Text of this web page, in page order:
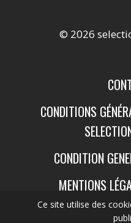
Ce site utilise des
© 2026
CONDITIONS
CONDITION
MENTIONS